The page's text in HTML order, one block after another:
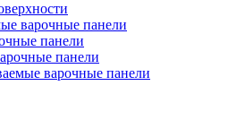
варочные панели
панели
панели
варочные панели